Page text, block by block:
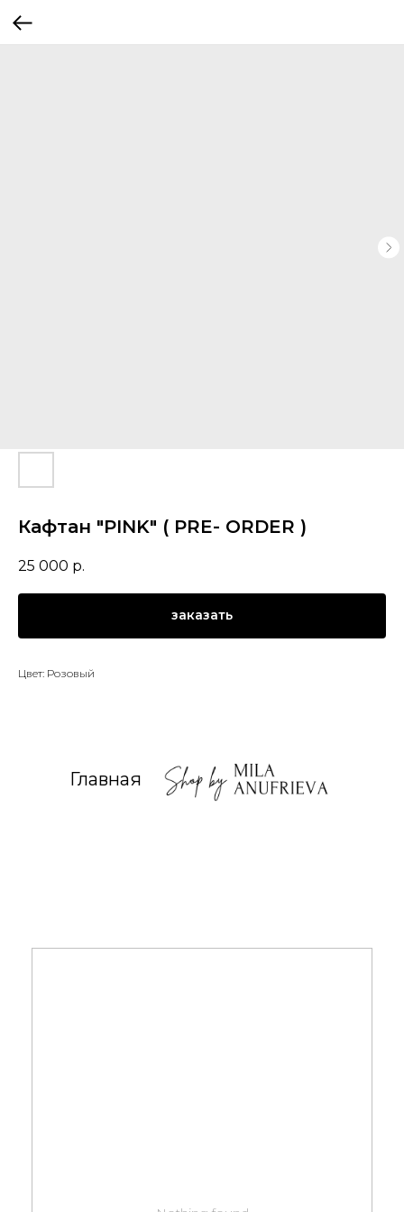
Кафтан "PINK" ( PRE- ORDER )
25 000 р.
заказать
Цвет: Розовый
Главная